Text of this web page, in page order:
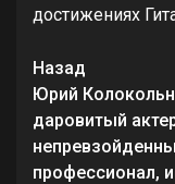
достижениях
чтение
Назад
Юрий
даровитый
профессионал,